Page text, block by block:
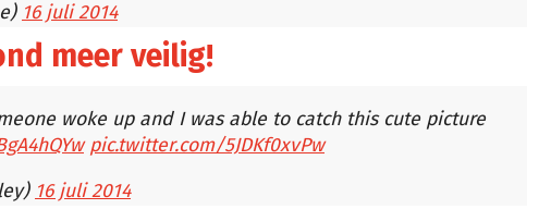
16 juli 2014
meer veilig!
woke up and I was able to catch this cute picture
pic.twitter.com/5JDKf0xvPw
16 juli 2014